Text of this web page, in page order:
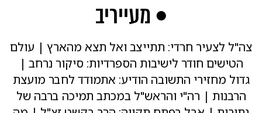
• מעייריב
צה"ל לצעיר חרדי: תתייצב ואל תצא מהארץ | עולם
הטישים חודר לישיבות הספרדיות: סיקור נרחב |
גדול מחזירי התשובה הודיע: אתמודד לחבר מועצת
הרבנות | רה"י והראש"ל במכתב תמיכה ברבה של